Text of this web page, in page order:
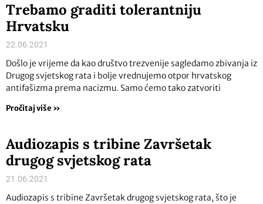
Trebamo graditi tolerantniju
Hrvatsku
22.06.2021
Došlo je vrijeme da kao društvo trezvenije sagledamo zbivanja iz
Drugog svjetskog rata i bolje vrednujemo otpor hrvatskog
antifašizma prema nacizmu. Samo ćemo tako zatvoriti
Pročitaj više »
Audiozapis s tribine Završetak
drugog svjetskog rata
21.06.2021
Audiozapis s tribine Završetak drugog svjetskog rata, što je